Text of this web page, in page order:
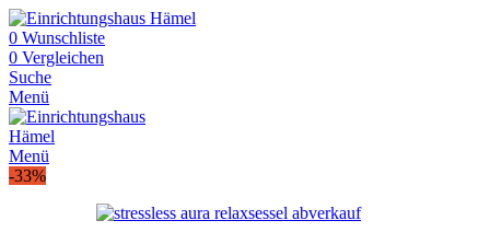
0 Wunschliste
0 Vergleichen
Suche
Menü
Menü
-33%